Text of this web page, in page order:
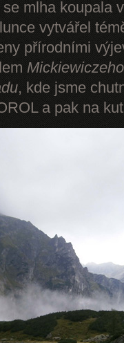
mlha koupala
vytvářel
přírodními
, kde jsme
a pak na